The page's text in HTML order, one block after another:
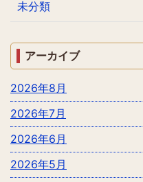
未分類
アーカイブ
2026年8月
2026年7月
2026年6月
2026年5月